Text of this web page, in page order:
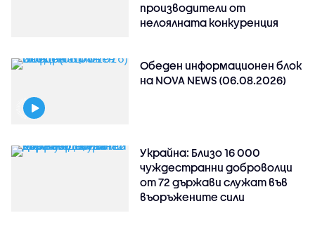
производители от
нелоялната конкуренция
Обеден информационен блок
на NOVA NEWS (06.08.2026)
Украйна: Близо 16 000
чуждестранни доброволци
от 72 държави служат във
въоръжените сили